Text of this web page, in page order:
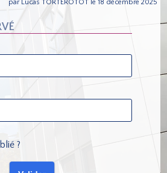
par Lucas TORTEROTOT le 18 décembre 2025
?